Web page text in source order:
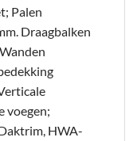
Palen
Draagbalken
voegen;
HWA-